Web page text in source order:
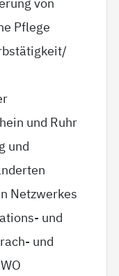
Pflege
und Ruhr
und
Netzwerkes
und
und